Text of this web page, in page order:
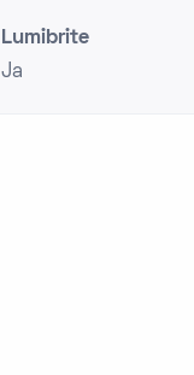
Lumibrite
Ja